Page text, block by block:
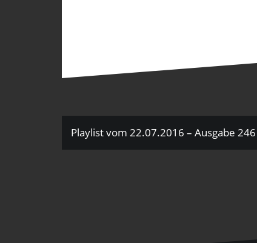
Beitragsnavigation
Playlist vom 22.07.2016 – Ausgabe 246